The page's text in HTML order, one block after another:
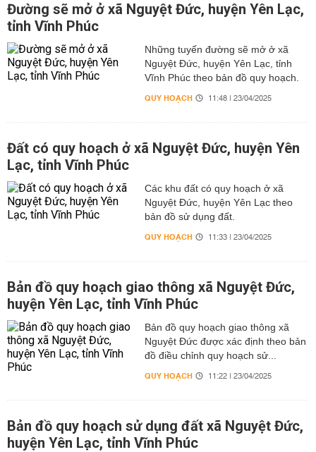
Đường sẽ mở ở xã Nguyệt Đức, huyện Yên Lạc,
tỉnh Vĩnh Phúc
Những tuyến đường sẽ mở ở xã
Nguyệt Đức, huyện Yên Lạc, tỉnh
Vĩnh Phúc theo bản đồ quy hoạch.
QUY HOẠCH 11:48 | 23/04/2025
Đất có quy hoạch ở xã Nguyệt Đức, huyện Yên
Lạc, tỉnh Vĩnh Phúc
Các khu đất có quy hoạch ở xã
Nguyệt Đức, huyện Yên Lạc theo
bản đồ sử dụng đất.
QUY HOẠCH 11:33 | 23/04/2025
Bản đồ quy hoạch giao thông xã Nguyệt Đức,
huyện Yên Lạc, tỉnh Vĩnh Phúc
Bản đồ quy hoạch giao thông xã
Nguyệt Đức được xác định theo bản
đồ điều chỉnh quy hoạch sử...
QUY HOẠCH 11:22 | 23/04/2025
Bản đồ quy hoạch sử dụng đất xã Nguyệt Đức,
huyện Yên Lạc, tỉnh Vĩnh Phúc